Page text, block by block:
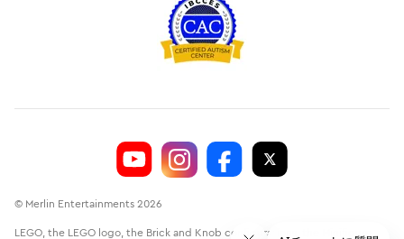
© Merlin Entertainments 2026
LEGO, the LEGO logo, the Brick and Knob configurations, the Minifigure